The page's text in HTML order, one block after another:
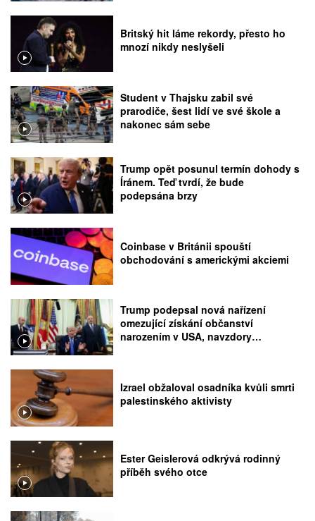
Britský hit láme rekordy, přesto ho
mnozí nikdy neslyšeli
Student v Thajsku zabil své
prarodiče, šest lidí ve své škole a
nakonec sám sebe
Trump opět posunul termín dohody s
Íránem. Teď tvrdí, že bude
podepsána brzy
Coinbase v Británii spouští
obchodování s americkými akciemi
Trump podepsal nová nařízení
omezující získání občanství
narozením v USA, navzdory
Izrael obžaloval osadníka kvůli smrti
palestinského aktivisty
Ester Geislerová odkrývá rodinný
příběh svého otce